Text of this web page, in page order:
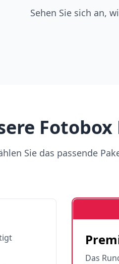
Sehen Sie sich an,
Sie das passende
Das